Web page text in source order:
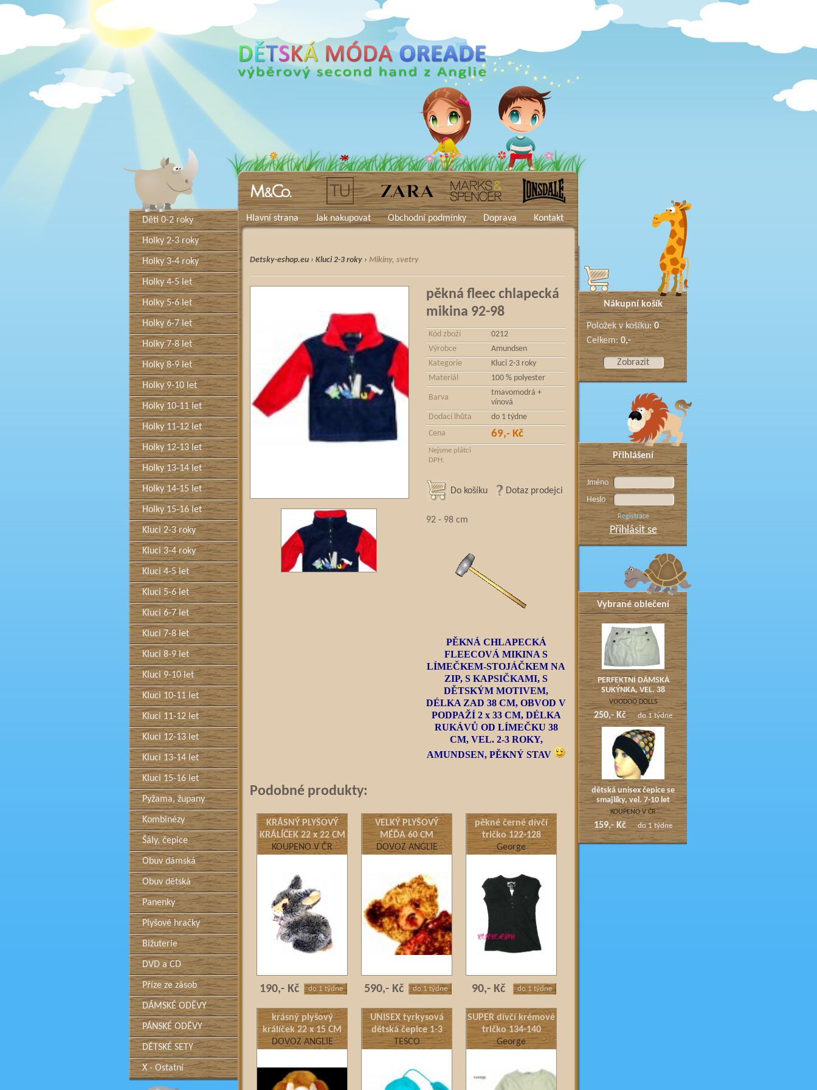
Detsky-eshop.eu › Kluci 2-3 roky › Mikiny, svetry
pěkná fleec chlapecká
mikina 92-98
Kód zboží
0212
Výrobce
Amundsen
Kategorie
Kluci 2-3 roky
Materiál
100 % polyester
Barva
tmavomodrá +
vínová
Dodací lhůta
do 1 týdne
Cena 69,- Kč
Nejsme plátci
DPH.
Do košíku Dotaz prodejci
92 - 98 cm
PĚKNÁ CHLAPECKÁ
FLEECOVÁ MIKINA S
LÍMEČKEM-STOJÁČKEM NA
ZIP, S KAPSIČKAMI, S
DĚTSKÝM MOTIVEM,
DÉLKA ZAD 38 CM, OBVOD V
PODPAŽÍ 2 x 33 CM, DÉLKA
RUKÁVŮ OD LÍMEČKU 38
CM, VEL. 2-3 ROKY,
AMUNDSEN, PĚKNÝ STAV
Podobné produkty:
KRÁSNÝ PLYŠOVÝ
KRÁLÍČEK 22 x 22 CM
KOUPENO V ČR
190,- Kč do 1 týdne
VELKÝ PLYŠOVÝ
MÉĎA 60 CM
DOVOZ ANGLIE
590,- Kč do 1 týdne
pěkné černé dívčí
tričko 122-128
George
90,- Kč do 1 týdne
krásný plyšový
králíček 22 x 15 CM
DOVOZ ANGLIE
UNISEX tyrkysová
dětská čepice 1-3
roky
TESCO
SUPER dívčí krémové
tričko 134-140
George
Děti 0-2 roky
Holky 2-3 roky
Holky 3-4 roky
Holky 4-5 let
Holky 5-6 let
Holky 6-7 let
Holky 7-8 let
Holky 8-9 let
Holky 9-10 let
Holky 10-11 let
Holky 11-12 let
Holky 12-13 let
Holky 13-14 let
Holky 14-15 let
Holky 15-16 let
Kluci 2-3 roky
Kluci 3-4 roky
Kluci 4-5 let
Kluci 5-6 let
Kluci 6-7 let
Kluci 7-8 let
Kluci 8-9 let
Kluci 9-10 let
Kluci 10-11 let
Kluci 11-12 let
Kluci 12-13 let
Kluci 13-14 let
Kluci 15-16 let
Pyžama, župany
Kombinézy
Šály, čepice
Obuv dámská
Obuv dětská
Panenky
Plyšové hračky
Bižuterie
DVD a CD
Příze ze zásob
DÁMSKÉ ODĚVY
PÁNSKÉ ODĚVY
DĚTSKÉ SETY
X - Ostatní
Nákupní košík
Položek v košíku:0
Celkem:0,-
Zobrazit
Přihlášení
Jméno
Heslo
Registrace
Přihlásit se
Vybrané oblečení
PERFEKTNÍ DÁMSKÁ
SUKÝNKA, VEL. 38
VOODOO DOLLS
250,- Kč do 1 týdne
dětská unisex čepice se
smajlíky, vel. 7-10 let
KOUPENO V ČR
159,- Kč do 1 týdne
Hlavní strana Jak nakupovat Obchodní podmínky Doprava Kontakt